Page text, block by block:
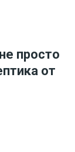
просто
от